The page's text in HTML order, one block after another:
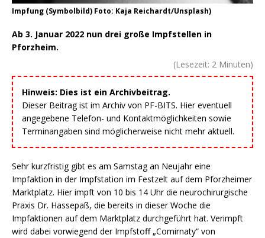
Impfung (Symbolbild) Foto: Kaja Reichardt/Unsplash)
Ab 3. Januar 2022 nun drei große Impfstellen in
Pforzheim.
(Lesezeit: 2 Minuten)
Hinweis: Dies ist ein Archivbeitrag.
Dieser Beitrag ist im Archiv von PF-BITS. Hier eventuell
angegebene Telefon- und Kontaktmöglichkeiten sowie
Terminangaben sind möglicherweise nicht mehr aktuell.
Sehr kurzfristig gibt es am Samstag an Neujahr eine
Impfaktion in der Impfstation im Festzelt auf dem Pforzheimer
Marktplatz. Hier impft von 10 bis 14 Uhr die neurochirurgische
Praxis Dr. Hassepaß, die bereits in dieser Woche die
Impfaktionen auf dem Marktplatz durchgeführt hat. Verimpft
wird dabei vorwiegend der Impfstoff „Comirnaty“ von